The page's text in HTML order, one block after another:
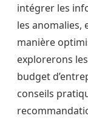
intégrer les
les anomalies,
manière
explorerons
budget
conseils